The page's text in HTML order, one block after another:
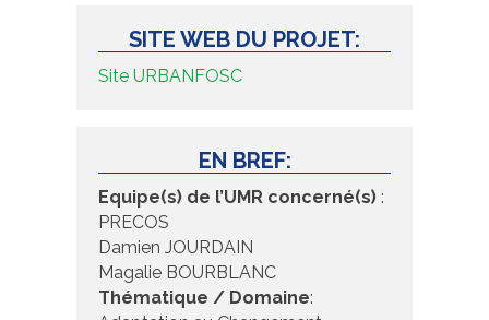
SITE WEB DU PROJET:
Site URBANFOSC
EN BREF:
Equipe(s) de l’UMR concerné(s) :
PRECOS
Damien JOURDAIN
Magalie BOURBLANC
Thématique / Domaine: